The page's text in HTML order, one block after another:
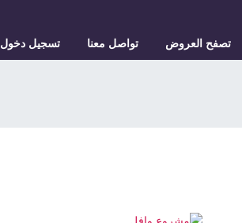
تصفح العروض تواصل معنا تسجيل دخول